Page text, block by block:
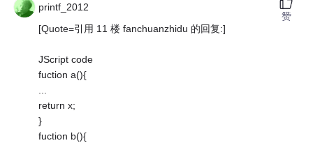
printf_2012
[Quote=引用 11 楼 fanchuanzhidu 的回复:]
JScript code
fuction a(){
...
return x;
}
fuction b(){
赞